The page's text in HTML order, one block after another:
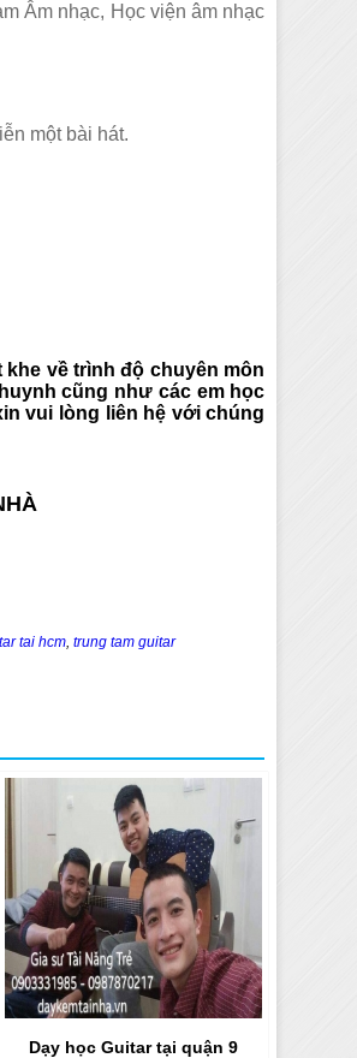
Âm nhạc, Học viện âm nhạc
một bài hát.
về trình độ chuyên môn
cũng như các em học
vui lòng liên hệ với chúng
tai hcm,trung tam guitar
Dạy học Guitar tại quận 9